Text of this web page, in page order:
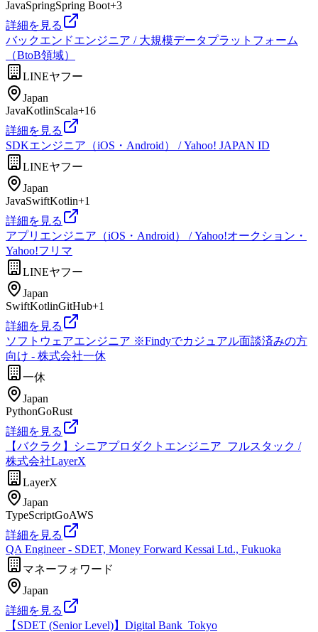
JavaSpringSpring Boot+3
詳細を見る
バックエンドエンジニア / 大規模データプラットフォーム
（BtoB領域）
LINEヤフー
Japan
JavaKotlinScala+16
詳細を見る
SDKエンジニア（iOS・Android） / Yahoo! JAPAN ID
LINEヤフー
Japan
JavaSwiftKotlin+1
詳細を見る
アプリエンジニア（iOS・Android） / Yahoo!オークション・
Yahoo!フリマ
LINEヤフー
Japan
SwiftKotlinGitHub+1
詳細を見る
ソフトウェアエンジニア ※Findyでカジュアル面談済みの方
向け - 株式会社一休
一休
Japan
PythonGoRust
詳細を見る
【バクラク】シニアプロダクトエンジニア_フルスタック /
株式会社LayerX
LayerX
Japan
TypeScriptGoAWS
詳細を見る
QA Engineer - SDET, Money Forward Kessai Ltd., Fukuoka
マネーフォワード
Japan
詳細を見る
【SDET (Senior Level)】Digital Bank_Tokyo